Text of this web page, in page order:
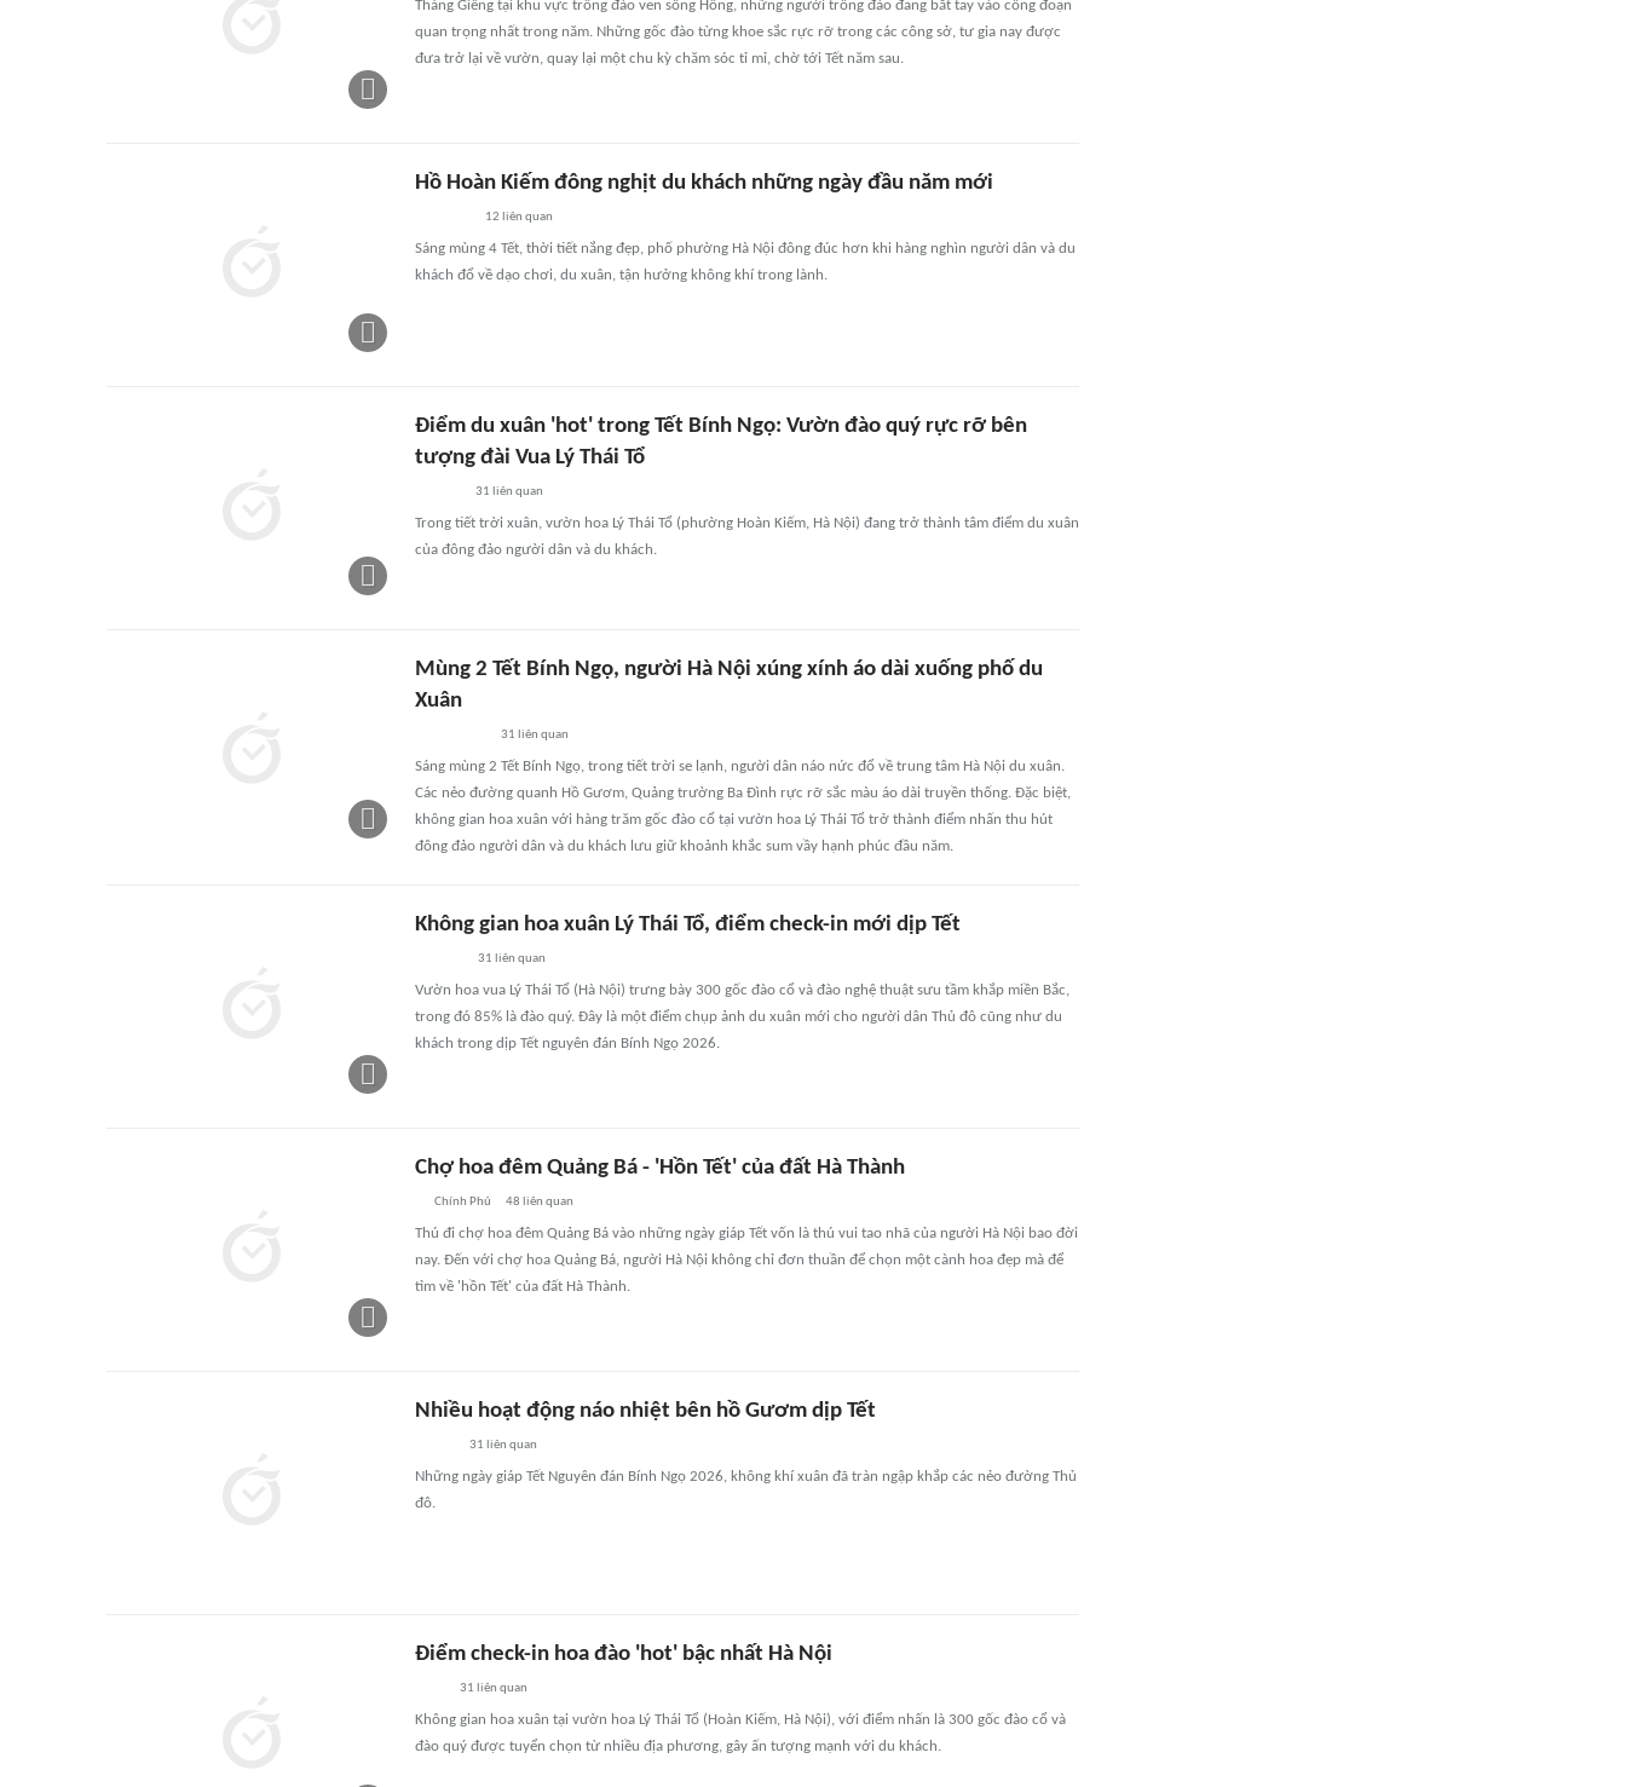
Tháng Giêng tại khu vực trồng đào ven sông Hồng, những người trồng đào đang bắt tay vào công đoạn
quan trọng nhất trong năm. Những gốc đào từng khoe sắc rực rỡ trong các công sở, tư gia nay được
đưa trở lại về vườn, quay lại một chu kỳ chăm sóc tỉ mỉ, chờ tới Tết năm sau.
Hồ Hoàn Kiếm đông nghịt du khách những ngày đầu năm mới
12 liên quan
Sáng mùng 4 Tết, thời tiết nắng đẹp, phố phường Hà Nội đông đúc hơn khi hàng nghìn người dân và du
khách đổ về dạo chơi, du xuân, tận hưởng không khí trong lành.
Điểm du xuân 'hot' trong Tết Bính Ngọ: Vườn đào quý rực rỡ bên
tượng đài Vua Lý Thái Tổ
31 liên quan
Trong tiết trời xuân, vườn hoa Lý Thái Tổ (phường Hoàn Kiếm, Hà Nội) đang trở thành tâm điểm du xuân
của đông đảo người dân và du khách.
Mùng 2 Tết Bính Ngọ, người Hà Nội xúng xính áo dài xuống phố du
Xuân
31 liên quan
Sáng mùng 2 Tết Bính Ngọ, trong tiết trời se lạnh, người dân náo nức đổ về trung tâm Hà Nội du xuân.
Các nẻo đường quanh Hồ Gươm, Quảng trường Ba Đình rực rỡ sắc màu áo dài truyền thống. Đặc biệt,
không gian hoa xuân với hàng trăm gốc đào cổ tại vườn hoa Lý Thái Tổ trở thành điểm nhấn thu hút
đông đảo người dân và du khách lưu giữ khoảnh khắc sum vầy hạnh phúc đầu năm.
Không gian hoa xuân Lý Thái Tổ, điểm check-in mới dịp Tết
31 liên quan
Vườn hoa vua Lý Thái Tổ (Hà Nội) trưng bày 300 gốc đào cổ và đào nghệ thuật sưu tầm khắp miền Bắc,
trong đó 85% là đào quý. Đây là một điểm chụp ảnh du xuân mới cho người dân Thủ đô cũng như du
khách trong dịp Tết nguyên đán Bính Ngọ 2026.
Chợ hoa đêm Quảng Bá - 'Hồn Tết' của đất Hà Thành
Chính Phủ 48 liên quan
Thú đi chợ hoa đêm Quảng Bá vào những ngày giáp Tết vốn là thú vui tao nhã của người Hà Nội bao đời
nay. Đến với chợ hoa Quảng Bá, người Hà Nội không chỉ đơn thuần để chọn một cành hoa đẹp mà để
tìm về 'hồn Tết' của đất Hà Thành.
Nhiều hoạt động náo nhiệt bên hồ Gươm dịp Tết
31 liên quan
Những ngày giáp Tết Nguyên đán Bính Ngọ 2026, không khí xuân đã tràn ngập khắp các nẻo đường Thủ
đô.
Điểm check-in hoa đào 'hot' bậc nhất Hà Nội
31 liên quan
Không gian hoa xuân tại vườn hoa Lý Thái Tổ (Hoàn Kiếm, Hà Nội), với điểm nhấn là 300 gốc đào cổ và
đào quý được tuyển chọn từ nhiều địa phương, gây ấn tượng mạnh với du khách.